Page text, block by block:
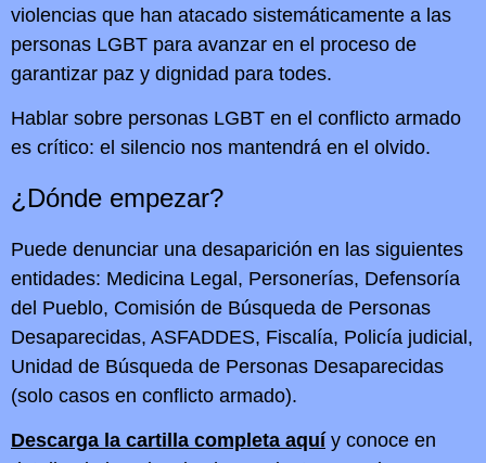
violencias que han atacado sistemáticamente a las
personas LGBT para avanzar en el proceso de
garantizar paz y dignidad para todes.
Hablar sobre personas LGBT en el conflicto armado
es crítico: el silencio nos mantendrá en el olvido.
¿Dónde empezar?
Puede denunciar una desaparición en las siguientes
entidades: Medicina Legal, Personerías, Defensoría
del Pueblo, Comisión de Búsqueda de Personas
Desaparecidas, ASFADDES, Fiscalía, Policía judicial,
Unidad de Búsqueda de Personas Desaparecidas
(solo casos en conflicto armado).
Descarga la cartilla completa aquí y conoce en